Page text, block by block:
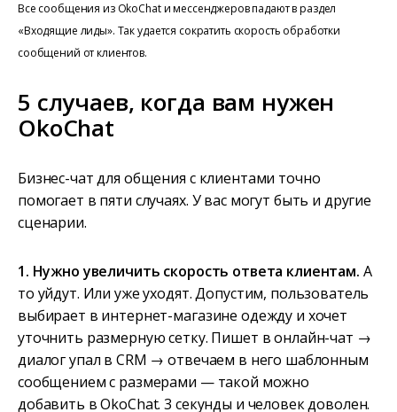
Все сообщения из OkoChat и мессенджеров падают в раздел
«Входящие лиды». Так удается сократить скорость обработки
сообщений от клиентов.
5 случаев, когда вам нужен
OkoChat
Бизнес-чат для общения с клиентами точно
помогает в пяти случаях. У вас могут быть и другие
сценарии.
1. Нужно увеличить скорость ответа клиентам. А
то уйдут. Или уже уходят. Допустим, пользователь
выбирает в интернет-магазине одежду и хочет
уточнить размерную сетку. Пишет в онлайн-чат →
диалог упал в CRM → отвечаем в него шаблонным
сообщением с размерами — такой можно
добавить в OkoChat. 3 секунды и человек доволен.